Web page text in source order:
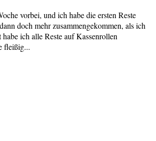
vorbei, und ich habe die ersten Reste
doch mehr zusammengekommen, als ich
habe ich alle Reste auf Kassenrollen
fleißig...